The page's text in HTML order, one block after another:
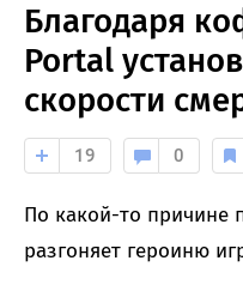
Благодаря
Portal
скорости
19 0
По какой-то причине
разгоняет героиню